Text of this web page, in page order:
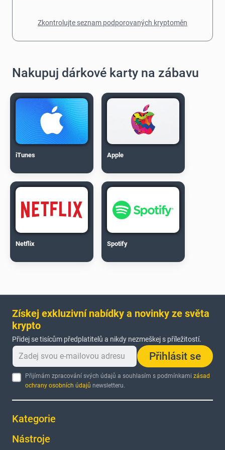
Zkontrolujte seznam podporovaných kryptoměn
Nakupuj dárkové karty na zábavu
iTunes Apple
Netflix Spotify
Získej exkluzivní nabídky a novinky ze světa
krypto
Přidej se tisícům předplatitelů a nikdy nezmeškej s příležitostí.
Přihlásit se
Přijímám zpracování svých údajů a souhlasím s podmínkamizásad
ochrany osobních údajů newsletteru.
Kategorie
Nástroje